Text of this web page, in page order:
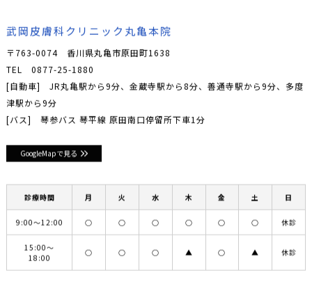
武岡皮膚科クリニック丸亀本院
〒763-0074 香川県丸亀市原田町1638
TEL 0877-25-1880
[自動車] JR丸亀駅から9分、金蔵寺駅から8分、善通寺駅から9分、多度
津駅から9分
[バス] 琴参バス 琴平線 原田南口停留所下車1分
GoogleMapで見る
診療時間 月 火 水 木 金 土 日
9:00〜12:00 ○ ○ ○ ○ ○ ○ 休診
15:00〜
18:00
○ ○ ○ ▲ ○ ▲ 休診